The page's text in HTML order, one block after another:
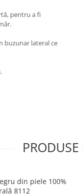
pentru a fi
buzunar lateral ce
din piele 100%
8112